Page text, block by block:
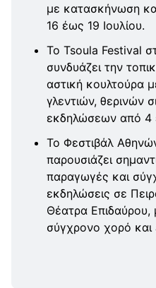
με κατασκήνωση
16 έως 19 Ιουλίου.
Το Tsoula Festival
συνδυάζει την
αστική κουλτούρα
γλεντιών, θερινών
εκδηλώσεων από 4
Το Φεστιβάλ
παρουσιάζει
παραγωγές και
εκδηλώσεις σε
Θέατρα
σύγχρονο χορό